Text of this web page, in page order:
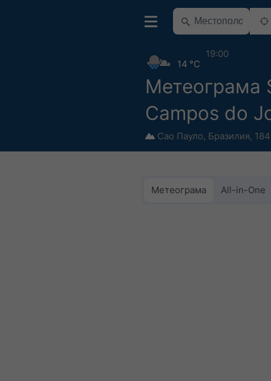
Метеограма
Campos do
Сао Пауло, Бразилия,
14 °C
19:00
Метеограма All-in-One